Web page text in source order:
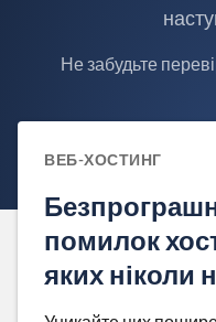
Не забудьте
ВЕБ-ХОСТИНГ
помилок
яких ніколи